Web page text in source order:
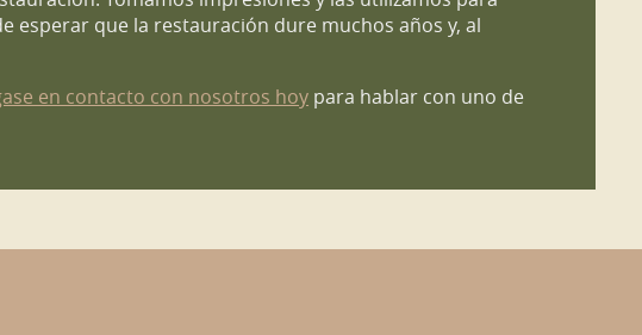
esperar que la restauración dure muchos años y, al
en contacto con nosotros hoy para hablar con uno de